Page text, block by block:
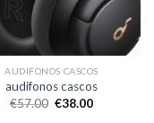
AUDIFONOS CASCOS
audifonos cascos
€57.00 €38.00